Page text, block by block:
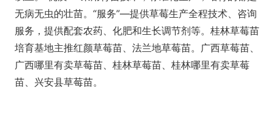
无病无虫的壮苗。“服务”—提供草莓生产全程技术、咨询
服务，提供配套农药、化肥和生长调节剂等。桂林草莓苗
培育基地主推红颜草莓苗、法兰地草莓苗。广西草莓苗、
广西哪里有卖草莓苗、桂林草莓苗、桂林哪里有卖草莓
苗、兴安县草莓苗。